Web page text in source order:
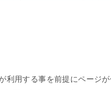
利用する事を前提にページ